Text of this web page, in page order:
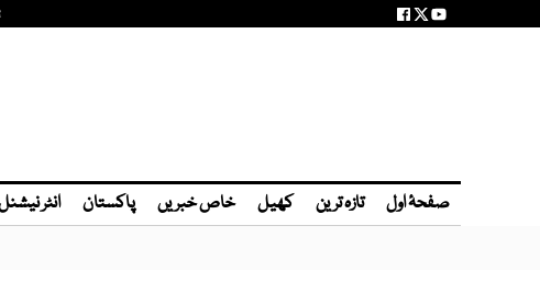
صفحۂ اول تازہ ترین کھیل خاص خبریں پاکستان انٹر